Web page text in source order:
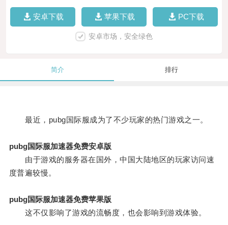
安卓下载 苹果下载 PC下载
安卓市场，安全绿色
简介 排行
最近，pubg国际服成为了不少玩家的热门游戏之一。
pubg国际服加速器免费安卓版
由于游戏的服务器在国外，中国大陆地区的玩家访问速
度普遍较慢。
pubg国际服加速器免费苹果版
这不仅影响了游戏的流畅度，也会影响到游戏体验。